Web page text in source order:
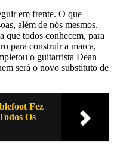
em frente. O que
além de nós mesmos.
que todos conhecem, para
para construir a marca,
o guitarrista Dean
será o novo substituto de
Fez
Os